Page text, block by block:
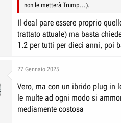
non le metterà Trump...).
Il deal pare essere proprio
trattato attuale) ma basta
1.2 per tutti per dieci anni, poi
27 Gennaio 2025
Vero, ma con un ibrido plug in
le multe ad ogni modo si
mediamente costosa